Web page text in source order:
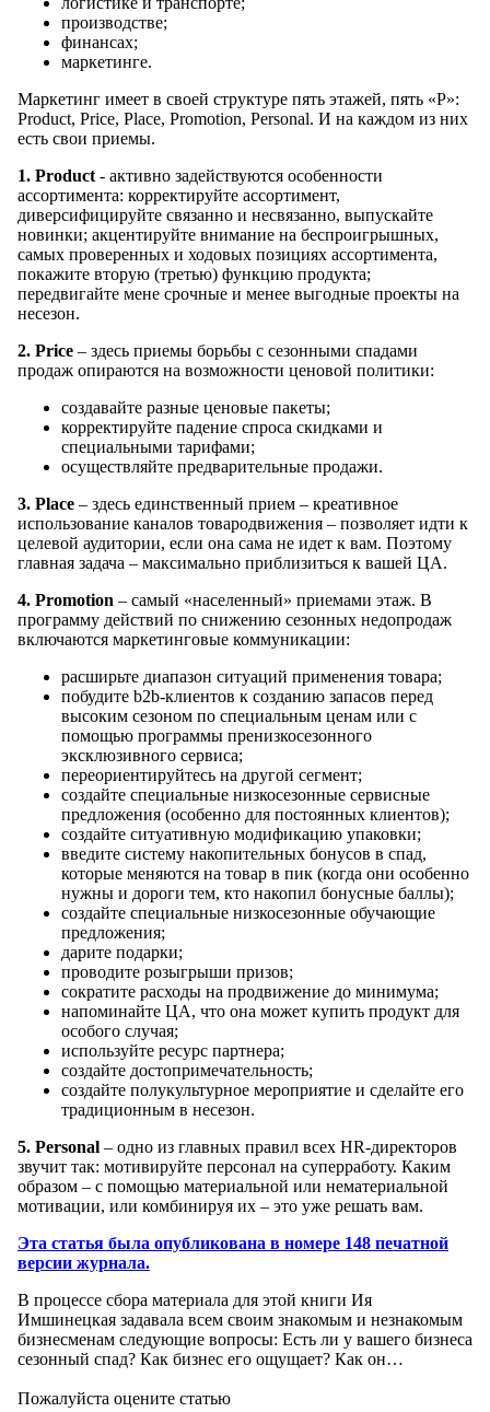
производстве;
финансах;
маркетинге.
Маркетинг имеет в своей структуре пять этажей, пять «Р»:
Product, Price, Place, Promotion, Personal. И на каждом из них
есть свои приемы.
1. Product - активно задействуются особенности
ассортимента: корректируйте ассортимент,
диверсифицируйте связанно и несвязанно, выпускайте
новинки; акцентируйте внимание на беспроигрышных,
самых проверенных и ходовых позициях ассортимента,
покажите вторую (третью) функцию продукта;
передвигайте мене срочные и менее выгодные проекты на
несезон.
2. Price – здесь приемы борьбы с сезонными спадами
продаж опираются на возможности ценовой политики:
создавайте разные ценовые пакеты;
корректируйте падение спроса скидками и
специальными тарифами;
осуществляйте предварительные продажи.
3. Place – здесь единственный прием – креативное
использование каналов товародвижения – позволяет идти к
целевой аудитории, если она сама не идет к вам. Поэтому
главная задача – максимально приблизиться к вашей ЦА.
4. Promotion – самый «населенный» приемами этаж. В
программу действий по снижению сезонных недопродаж
включаются маркетинговые коммуникации:
расширьте диапазон ситуаций применения товара;
побудите b2b-клиентов к созданию запасов перед
высоким сезоном по специальным ценам или с
помощью программы пренизкосезонного
эксклюзивного сервиса;
переориентируйтесь на другой сегмент;
создайте специальные низкосезонные сервисные
предложения (особенно для постоянных клиентов);
создайте ситуативную модификацию упаковки;
введите систему накопительных бонусов в спад,
которые меняются на товар в пик (когда они особенно
нужны и дороги тем, кто накопил бонусные баллы);
создайте специальные низкосезонные обучающие
предложения;
дарите подарки;
проводите розыгрыши призов;
сократите расходы на продвижение до минимума;
напоминайте ЦА, что она может купить продукт для
особого случая;
используйте ресурс партнера;
создайте достопримечательность;
создайте полукультурное мероприятие и сделайте его
традиционным в несезон.
5. Personal – одно из главных правил всех HR-директоров
звучит так: мотивируйте персонал на суперработу. Каким
образом – с помощью материальной или нематериальной
мотивации, или комбинируя их – это уже решать вам.
Эта статья была опубликована в номере 148 печатной
версии журнала.
В процессе сбора материала для этой книги Ия
Имшинецкая задавала всем своим знакомым и незнакомым
бизнесменам следующие вопросы: Есть ли у вашего бизнеса
сезонный спад? Как бизнес его ощущает? Как он…
Пожалуйста оцените статью